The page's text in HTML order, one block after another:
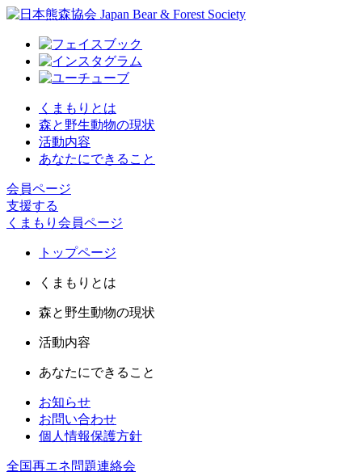
くまもりとは
森と野生動物の現状
活動内容
あなたにできること
会員ページ
支援する
くまもり会員ページ
トップページ
くまもりとは
森と野生動物の現状
活動内容
あなたにできること
お知らせ
お問い合わせ
個人情報保護方針
全国再エネ問題連絡会